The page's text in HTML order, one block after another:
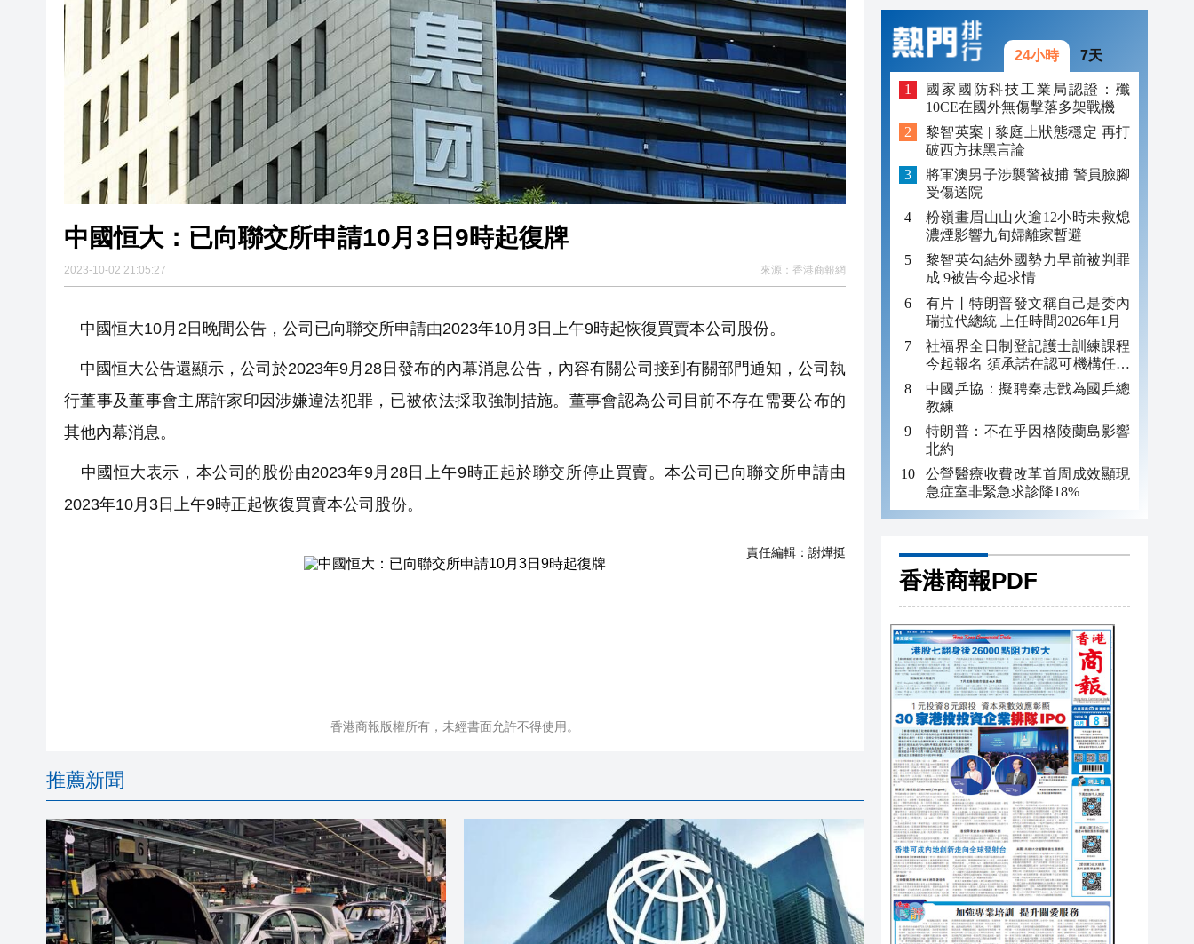
50餘位頂尖專家共話時代命題
20:55
海南澄邁文儒煥新升級 五組數據見證文儒沉香從傳統邁向現代
20:42
梁振英率港區全國政協委員考察團來瓊考察
20:42
2025年海南儋州以舊換新帶動消費約18億元
20:41
山東26戶省屬國企去年合計營收2.58萬億 利潤總額近936億
20:40
瀋陽鐵西校園閱讀活動解鎖閱讀新玩法
中國恒大：已向聯交所申請10月3日9時起復牌
2023-10-02 21:05:27 來源： 香港商報網
中國恒大10月2日晚間公告，公司已向聯交所申請由2023年10月3日上午9時起恢復買賣本公司股份。
中國恒大公告還顯示，公司於2023年9月28日發布的內幕消息公告，內容有關公司接到有關部門通知，公司執
行董事及董事會主席許家印因涉嫌違法犯罪，已被依法採取強制措施。董事會認為公司目前不存在需要公布的
其他內幕消息。
中國恒大表示，本公司的股份由2023年9月28日上午9時正起於聯交所停止買賣。本公司已向聯交所申請由
2023年10月3日上午9時正起恢復買賣本公司股份。
責任編輯： 謝燁挺
香港商報版權所有，未經書面允許不得使用。
推薦新聞
24小時 7天
國家國防科技工業局認證：殲
10CE在國外無傷擊落多架戰機
黎智英案 | 黎庭上狀態穩定 再打
破西方抹黑言論
將軍澳男子涉襲警被捕 警員臉腳
受傷送院
粉嶺畫眉山山火逾12小時未救熄
濃煙影響九旬婦離家暫避
黎智英勾結外國勢力早前被判罪
成 9被告今起求情
有片丨特朗普發文稱自己是委內
瑞拉代總統 上任時間2026年1月
社福界全日制登記護士訓練課程
今起報名 須承諾在認可機構任職
至少三年
中國乒協：擬聘秦志戩為國乒總
教練
特朗普：不在乎因格陵蘭島影響
北約
公營醫療收費改革首周成效顯現
急症室非緊急求診降18%
香港商報PDF